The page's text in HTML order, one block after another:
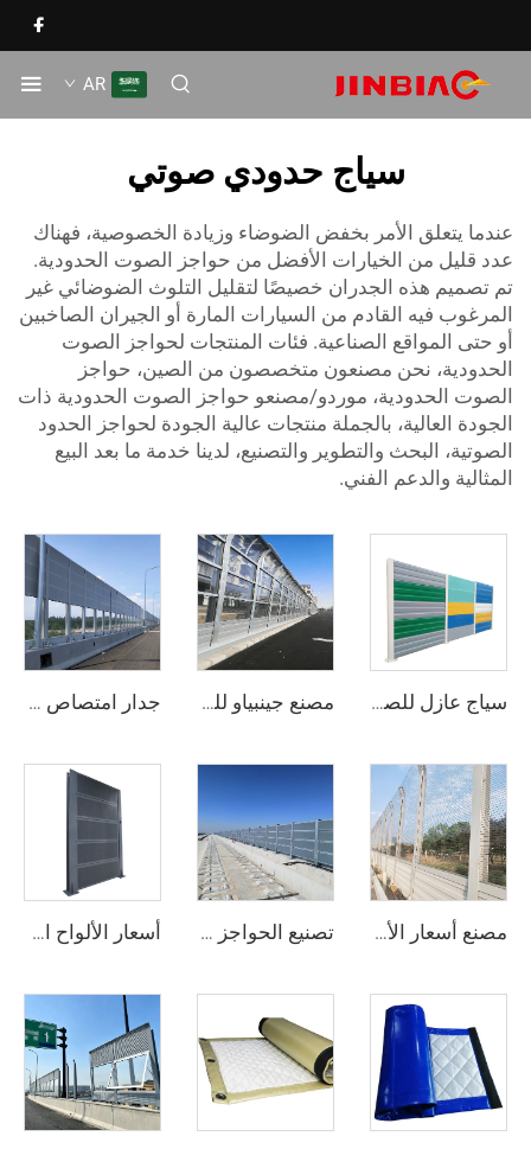
AR
سياج حدودي صوتي
يتعلق الأمر بخفض الضوضاء وزيادة الخصوصية، فهناك
قليل من الخيارات الأفضل من حواجز الصوت الحدودية.
تصميم هذه الجدران خصيصًا لتقليل التلوث الضوضائي غير
فيه القادم من السيارات المارة أو الجيران الصاخبين
حتى المواقع الصناعية. فئات المنتجات لحواجز الصوت
نحن مصنعون متخصصون من الصين، حواجز
الحدودية، موردو/مصنعو حواجز الصوت الحدودية ذات
العالية، بالجملة منتجات عالية الجودة لحواجز الحدود
البحث والتطوير والتصنيع، لدينا خدمة ما بعد البيع
والدعم الفني.
سياج عازل للصوت مبيعات ساخنة حاجز صوتي من الأكريليك والـ PVC للاستخدام الخارجي واستخدام الطرق السريعة عزل الصوت سياج عازل للصوت مصنع جينبياو للبيع الساخن تصميم نموذج ثلاثي الأبعاد PVC حاجز الصوت الصوتي للطرق السريعة المصنوعة في الصين ضمان 5 سنوات جدار امتصاص الضوضاء/ سياج صوتي حاجز الضوضاء/ سياج امتصاص الصوت
تصنيع الحواجز الصوتية، جدران الصوت للطرق السريعة، الأسوار، حواجز الضوضاء أسعار الألواح الأكريليكية المعدنية لحواجز الضوضاء، جدار العزل الصوتي، سور، حاجز الضوضاء للطرق السريعة